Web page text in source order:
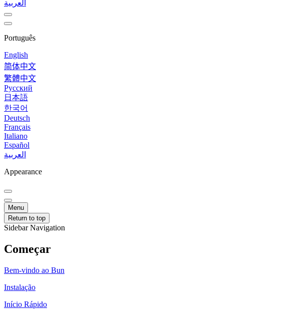
العربية
Português
English
简体中文
繁體中文
Русский
日本語
한국어
Deutsch
Français
Italiano
Español
العربية
Appearance
Menu
Return to top
Sidebar Navigation
Começar
Bem-vindo ao Bun
Instalação
Início Rápido